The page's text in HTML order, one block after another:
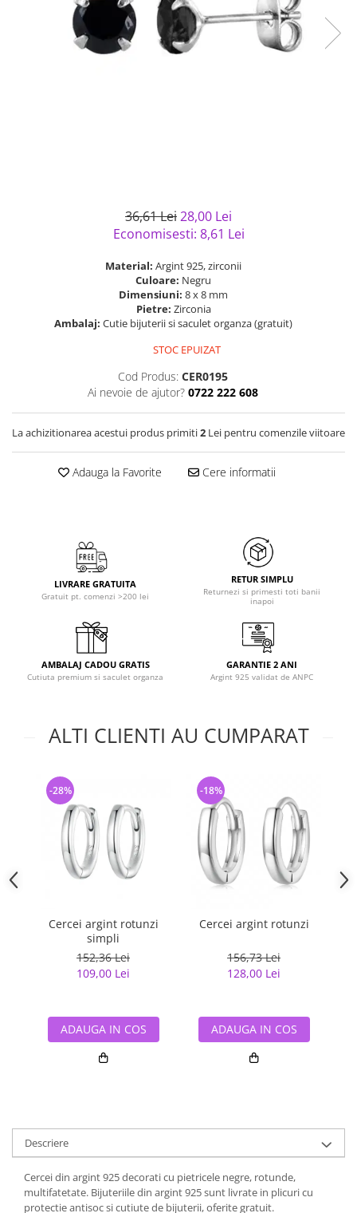
semipretioase
Bijuterii argint placat cu aur
Bijuterii de Lux
Bijuterii gotice si rock
Solutii si lavete de curatare
36,61 Lei28,00 Lei
Economisesti: 8,61 Lei
Material: Argint 925, zirconii
Culoare: Negru
Dimensiuni: 8 x 8 mm
Pietre: Zirconia
Ambalaj: Cutie bijuterii si saculet organza (gratuit)
STOC EPUIZAT
Cod Produs: CER0195
Ai nevoie de ajutor? 0722 222 608
La achizitionarea acestui produs primiti2 Lei pentru comenzile viitoare
Adauga la Favorite Cere informatii
LIVRARE GRATUITA
Gratuit pt. comenzi >200 lei
RETUR SIMPLU
Returnezi si primesti toti banii
inapoi
AMBALAJ CADOU GRATIS
Cutiuta premium si saculet organza
GARANTIE 2 ANI
Argint 925 validat de ANPC
ALTI CLIENTI AU CUMPARAT
Cercei argint rotunzi
simpli
152,36 Lei
109,00 Lei
-28%
ADAUGA IN COS
Cercei argint rotunzi
156,73 Lei
128,00 Lei
-18%
ADAUGA IN COS
Descriere
Cercei din argint 925 decorati cu pietricele negre, rotunde,
multifatetate. Bijuteriile din argint 925 sunt livrate in plicuri cu
protectie antisoc si cutiute de bijuterii, oferite gratuit.